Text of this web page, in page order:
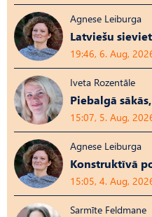
Agnese Leiburga
Latviešu
19:46, 6. Aug,
Iveta Rozentāle
Piebalgā
15:07, 5. Aug,
Agnese Leiburga
Konstruktīvā
15:05, 4. Aug,
Sarmīte Feldmane